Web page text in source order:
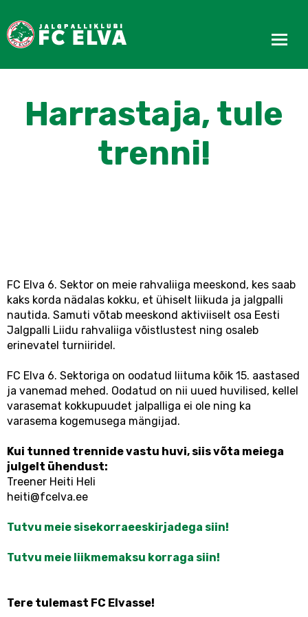
Harrastaja, tule
trenni!
FC Elva 6. Sektor on meie rahvaliiga meeskond, kes saab
kaks korda nädalas kokku, et ühiselt liikuda ja jalgpalli
nautida. Samuti võtab meeskond aktiviiselt osa Eesti
Jalgpalli Liidu rahvaliiga võistlustest ning osaleb
erinevatel turniiridel.
FC Elva 6. Sektoriga on oodatud liituma kõik 15. aastased
ja vanemad mehed. Oodatud on nii uued huvilised, kellel
varasemat kokkupuudet jalpalliga ei ole ning ka
varasema kogemusega mängijad.
Kui tunned trennide vastu huvi, siis võta meiega
julgelt ühendust:
Treener Heiti Heli
heiti@fcelva.ee
Tutvu meie sisekorraeeskirjadega siin!
Tutvu meie liikmemaksu korraga siin!
Tere tulemast FC Elvasse!